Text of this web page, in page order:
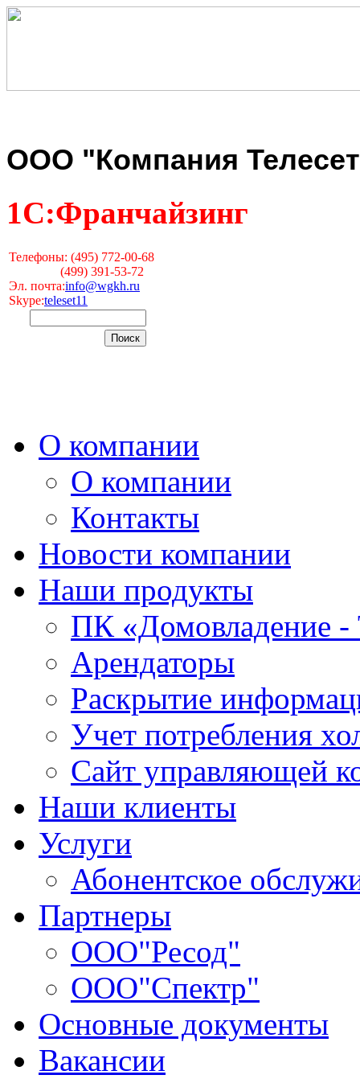
ООО "Компания
1С:Франчайзинг
Телефоны: (495) 772-00-68
(499) 391-53-72
Эл. почта:info@wgkh.ru
Skype:teleset11
О компании
О компании
Контакты
Новости компании
Наши продукты
ПК «Домовладение -
Арендаторы
Раскрытие
Учет потребления
Сайт управляющей
Наши клиенты
Услуги
Абонентское
Партнеры
ООО"Ресод"
ООО"Спектр"
Основные документы
Вакансии